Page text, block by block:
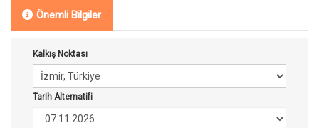
Önemli Bilgiler
Kalkış Noktası
Tarih Alternatifi